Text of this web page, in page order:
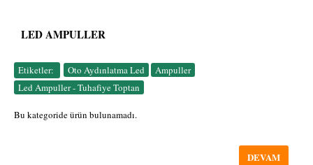
LED AMPULLER
Etiketler: Oto Aydınlatma Led Ampuller
Led Ampuller - Tuhafiye Toptan
Bu kategoride ürün bulunamadı.
DEVAM